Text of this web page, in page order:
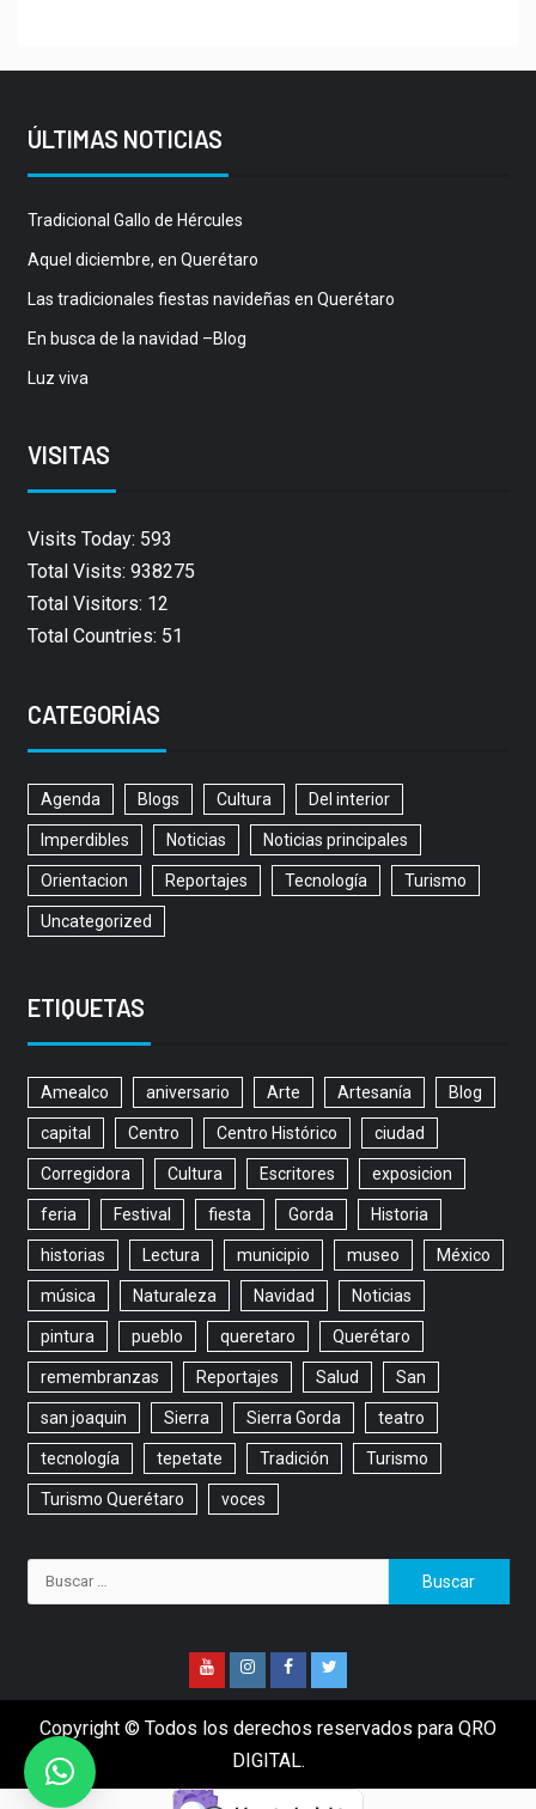
ÚLTIMAS NOTICIAS
Tradicional Gallo de Hércules
Aquel diciembre, en Querétaro
Las tradicionales fiestas navideñas en Querétaro
En busca de la navidad –Blog
Luz viva
VISITAS
Visits Today: 593
Total Visits: 938275
Total Visitors: 12
Total Countries: 51
CATEGORÍAS
Agenda Blogs Cultura Del interior
Imperdibles Noticias Noticias principales
Orientacion Reportajes Tecnología Turismo
Uncategorized
ETIQUETAS
Amealco aniversario Arte Artesanía Blog
capital Centro Centro Histórico ciudad
Corregidora Cultura Escritores exposicion
feria Festival fiesta Gorda Historia
historias Lectura municipio museo México
música Naturaleza Navidad Noticias
pintura pueblo queretaro Querétaro
remembranzas Reportajes Salud San
san joaquin Sierra Sierra Gorda teatro
tecnología tepetate Tradición Turismo
Turismo Querétaro voces
Copyright © Todos los derechos reservados para QRO
DIGITAL.